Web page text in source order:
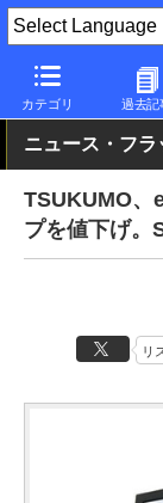
カテゴリ 過去記
PC Watch パソ
ニュース・フラ
TSUKUMO、
プを値下げ。
リ